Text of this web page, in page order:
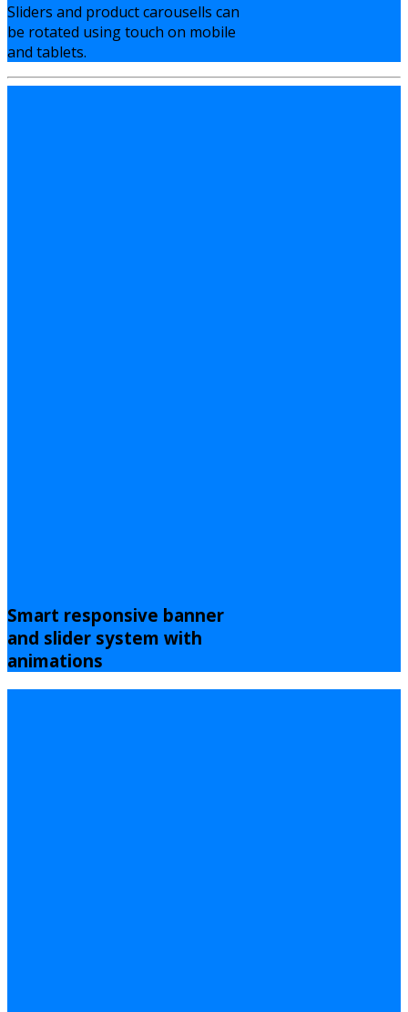
Sliders and product carousells can
be rotated using touch on mobile
and tablets.
Smart responsive banner
and slider system with
animations